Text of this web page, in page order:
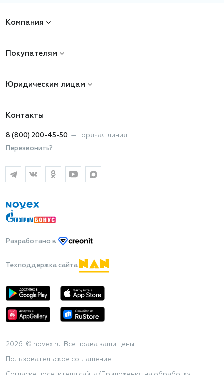
Компания
Покупателям
Юридическим лицам
Контакты
8 (800) 200-45-50 — горячая линия
Перезвонить?
Разработано в
Техподдержка сайта
2026 © novex.ru. Все права защищены
Пользовательское соглашение